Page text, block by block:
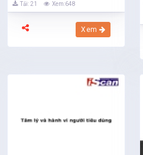
Tải: 21
Xem:648
Xem